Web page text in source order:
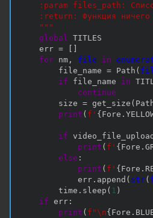
:param files_path:
:return: Функция ничего
    """
global TITLES
    err
=
for nm , file in
        file_name
= Path (
if file_name in
continue
        size
= get_size (
print ( f' { Fore .
if video_file_upload
print ( f' { Fore .
else :
print ( f' { Fore .
            err
. append ( str(
        time
. sleep ( 1 )
if err :
print ( f"\n{ Fore .